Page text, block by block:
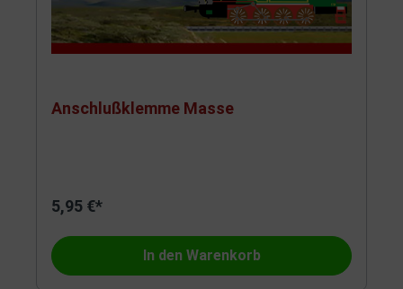
Anschlußklemme Masse
5,95 €*
In den Warenkorb